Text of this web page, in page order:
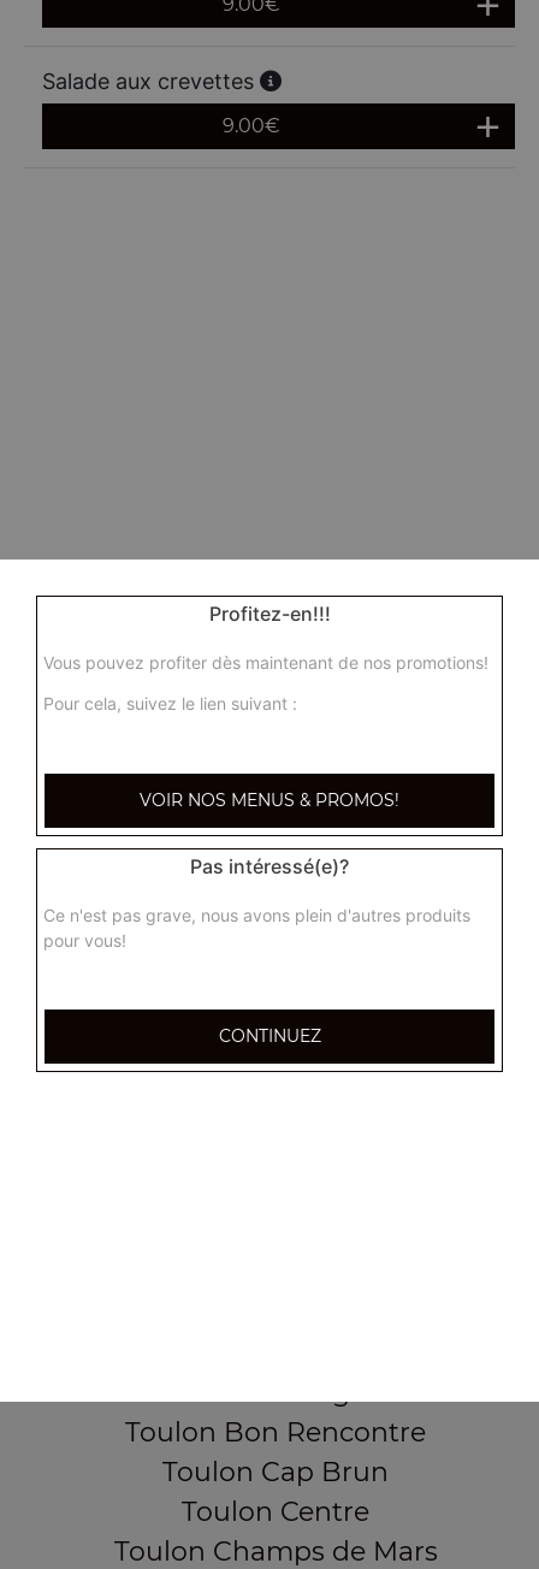
Salade aux crevettes
9.00€
Toulon Bon Rencontre
Toulon Cap Brun
Toulon Centre
Toulon Champs de Mars
Profitez-en!!!
Vous pouvez profiter dès maintenant de nos promotions!
Pour cela, suivez le lien suivant :
VOIR NOS MENUS & PROMOS!
Pas intéressé(e)?
Ce n'est pas grave, nous avons plein d'autres produits
pour vous!
CONTINUEZ